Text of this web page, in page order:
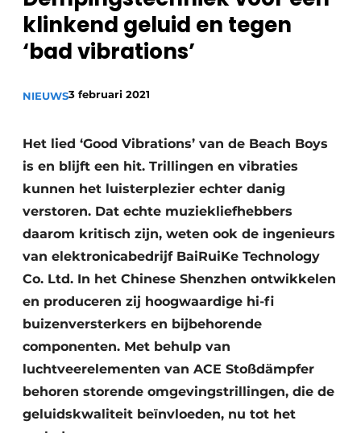
Privacy / Cookie statement
Vacature aanmelden
Video’s
klinkend geluid en tegen
‘bad vibrations’
NIEUWS3 februari 2021
Het lied ‘Good Vibrations’ van de Beach Boys
is en blijft een hit. Trillingen en vibraties
kunnen het luisterplezier echter danig
verstoren. Dat echte muziekliefhebbers
daarom kritisch zijn, weten ook de ingenieurs
van elektronicabedrijf BaiRuiKe Technology
Co. Ltd. In het Chinese Shenzhen ontwikkelen
en produceren zij hoogwaardige hi-fi
buizenversterkers en bijbehorende
componenten. Met behulp van
luchtveerelementen van ACE Stoßdämpfer
behoren storende omgevingstrillingen, die de
geluidskwaliteit beïnvloeden, nu tot het